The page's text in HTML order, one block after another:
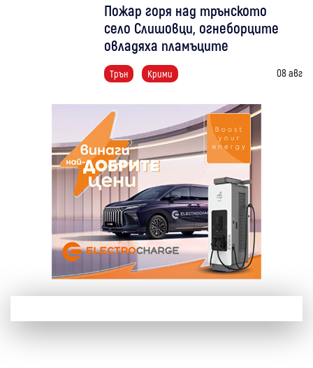
Пожар горя над трънското
село Слишовци, огнеборците
овладяха пламъците
Трън Крими 08 авг